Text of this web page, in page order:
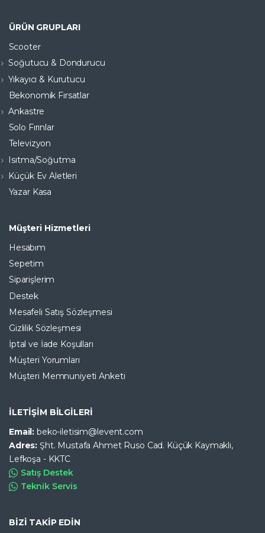
ÜRÜN GRUPLARI
Scooter
Soğutucu & Dondurucu
Yıkayıcı & Kurutucu
Bekonomik Fırsatlar
Ankastre
Solo Fırınlar
Televizyon
Isıtma/Soğutma
Küçük Ev Aletleri
Yazar Kasa
Müşteri Hizmetleri
Hesabım
Sepetim
Siparişlerim
Destek
Mesafeli Satış Sözleşmesi
Gizlilik Sözleşmesi
İptal ve İade Koşulları
Müşteri Yorumları
Müşteri Memnuniyeti Anketi
İLETİŞİM BİLGİLERİ
Email: beko-iletisim@levent.com
Adres:Şht. Mustafa Ahmet Ruso Cad. Küçük Kaymaklı,
Lefkoşa - KKTC
Satış Destek
Teknik Servis
BİZİ TAKİP EDİN